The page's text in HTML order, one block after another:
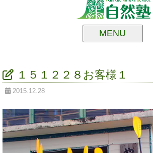
MENU
１５１２２８お客様１
2015.12.28